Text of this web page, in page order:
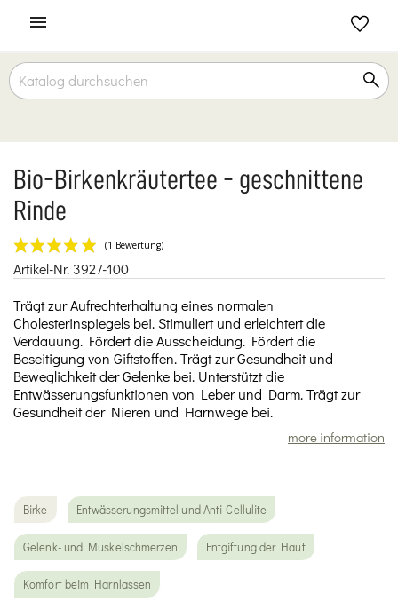

Bio-Birkenkräutertee - geschnittene
Rinde
Artikel-Nr. 3927-100
Trägt zur Aufrechterhaltung eines normalen
Cholesterinspiegels bei. Stimuliert und erleichtert die
Verdauung. Fördert die Ausscheidung. Fördert die
Beseitigung von Giftstoffen. Trägt zur Gesundheit und
Beweglichkeit der Gelenke bei. Unterstützt die
Entwässerungsfunktionen von Leber und Darm. Trägt zur
Gesundheit der Nieren und Harnwege bei.
more information
Birke Entwässerungsmittel und Anti-Cellulite
Gelenk- und Muskelschmerzen Entgiftung der Haut
Komfort beim Harnlassen